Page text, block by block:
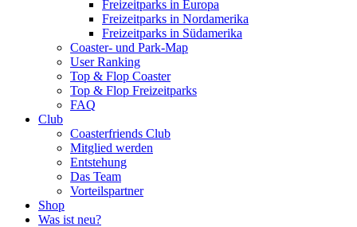
Freizeitparks in Europa
Freizeitparks in Nordamerika
Freizeitparks in Südamerika
Coaster- und Park-Map
User Ranking
Top & Flop Coaster
Top & Flop Freizeitparks
FAQ
Club
Coasterfriends Club
Mitglied werden
Entstehung
Das Team
Vorteilspartner
Shop
Was ist neu?